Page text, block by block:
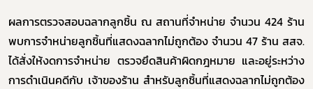
ผลการตรวจสอบฉลากลูกชิ้น ณ สถานที่จำหน่าย จำนวน 424 ร้าน
พบการจำหน่ายลูกชิ้นที่แสดงฉลากไม่ถูกต้อง จำนวน 47 ร้าน สสจ.
ได้สั่งให้งดการจำหน่าย ตรวจยึดสินค้าผิดกฎหมาย และอยู่ระหว่าง
การดำเนินคดีกับ เจ้าของร้าน สำหรับลูกชิ้นที่แสดงฉลากไม่ถูกต้อง